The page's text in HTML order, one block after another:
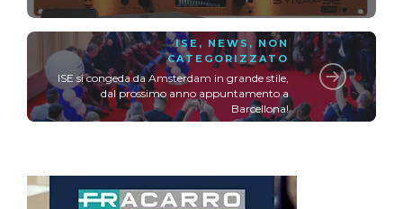
ISE , NEWS , NON
CATEGORIZZATO
ISE si congeda da Amsterdam in grande stile,
dal prossimo anno appuntamento a
Barcellona!